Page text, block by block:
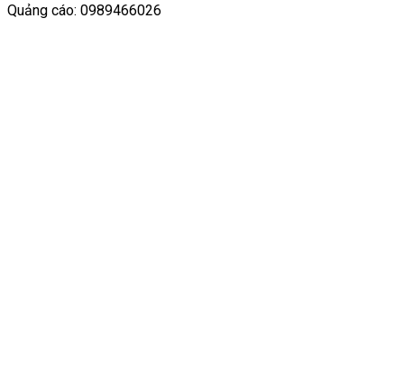
Quảng cáo: 0989466026